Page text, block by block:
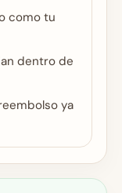
como tu
dentro de
ya